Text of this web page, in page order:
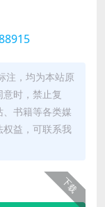
注，均为本站原
时，禁止复
书籍等各类媒
益，可联系我
下载